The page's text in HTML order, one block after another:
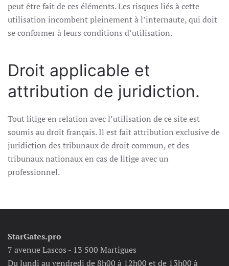
peut être fait de ces éléments. Les risques liés à cette
utilisation incombent pleinement à l’internaute, qui doit
se conformer à leurs conditions d’utilisation.
Droit applicable et
attribution de juridiction.
Tout litige en relation avec l’utilisation de ce site est
soumis au droit français. Il est fait attribution exclusive de
juridiction des tribunaux de droit commun, et des
tribunaux nationaux en cas de litige avec un
professionnel.
StarGates.pro
7 avenue Lascos - 13 500 Martigues
Du lundi au vendredi de 8h00 à 12h00 et de 13h00 à